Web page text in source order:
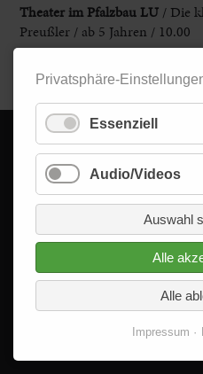
Theater im Pfalzbau LU / Die
Preußler / ab 5 Jahren / 10.00
Alle Rechte
Privatsphäre-
Essenziell
Audio/Videos
Auswahl
Alle
Alle
Impressum